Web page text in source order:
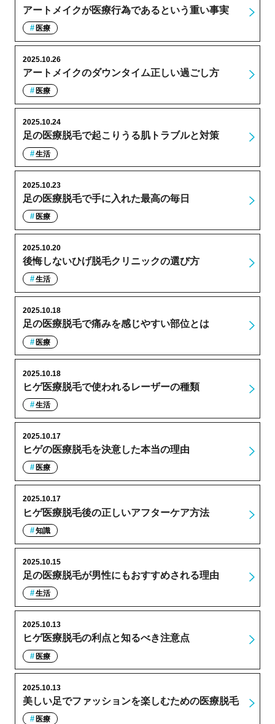
アートメイクが医療行為であるという重い事実
医療
アートメイクのダウンタイム正しい過ごし方
2025.10.26
医療
足の医療脱毛で起こりうる肌トラブルと対策
2025.10.24
生活
足の医療脱毛で手に入れた最高の毎日
2025.10.23
医療
後悔しないひげ脱毛クリニックの選び方
2025.10.20
生活
足の医療脱毛で痛みを感じやすい部位とは
2025.10.18
医療
ヒゲ医療脱毛で使われるレーザーの種類
2025.10.18
生活
ヒゲの医療脱毛を決意した本当の理由
2025.10.17
医療
ヒゲ医療脱毛後の正しいアフターケア方法
2025.10.17
知識
足の医療脱毛が男性にもおすすめされる理由
2025.10.15
生活
ヒゲ医療脱毛の利点と知るべき注意点
2025.10.13
医療
美しい足でファッションを楽しむための医療脱毛
2025.10.13
医療